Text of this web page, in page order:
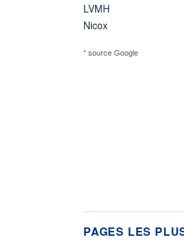
LVMH
Nicox
* source Google
PAGES LES